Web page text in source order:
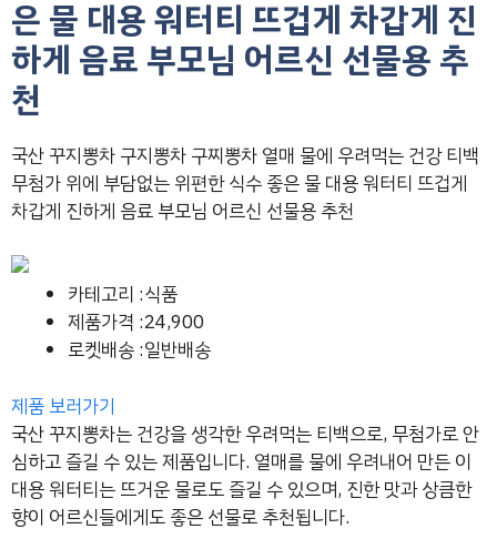
은 물 대용 워터티 뜨겁게 차갑게 진
하게 음료 부모님 어르신 선물용 추
천
국산 꾸지뽕차 구지뽕차 구찌뽕차 열매 물에 우려먹는 건강 티백
무첨가 위에 부담없는 위편한 식수 좋은 물 대용 워터티 뜨겁게
차갑게 진하게 음료 부모님 어르신 선물용 추천
카테고리 :식품
제품가격 :24,900
로켓배송 :일반배송
제품 보러가기
국산 꾸지뽕차는 건강을 생각한 우려먹는 티백으로, 무첨가로 안
심하고 즐길 수 있는 제품입니다. 열매를 물에 우려내어 만든 이
대용 워터티는 뜨거운 물로도 즐길 수 있으며, 진한 맛과 상큼한
향이 어르신들에게도 좋은 선물로 추천됩니다.